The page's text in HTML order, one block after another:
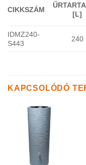
CIKKSZÁM
[L]
IDMZ240-
S443
240
KAPCSOLÓDÓ